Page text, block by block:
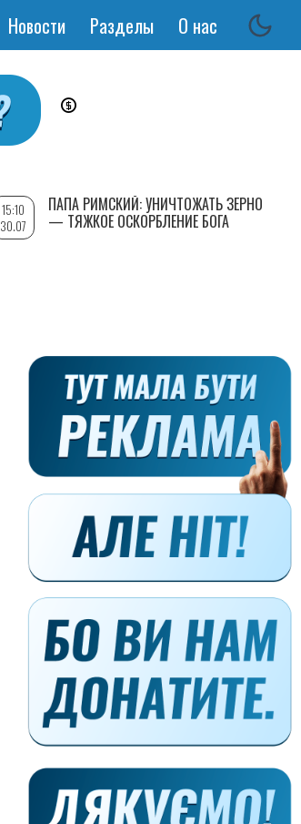
Основная
Новости Разделы О нас
15:10
30.07
ПАПА РИМСКИЙ: УНИЧТОЖАТЬ ЗЕРНО
— ТЯЖКОЕ ОСКОРБЛЕНИЕ БОГА